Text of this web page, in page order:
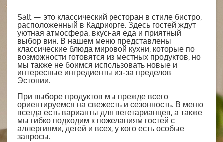
Salt — это классический ресторан в стиле бистро,
расположенный в Кадриорге. Здесь гостей ждут
уютная атмосфера, вкусная еда и приятный
выбор вин. В нашем меню представлены
классические блюда мировой кухни, которые по
возможности готовятся из местных продуктов, но
мы также не боимся использовать новые и
интересные ингредиенты из-за пределов
Эстонии.
При выборе продуктов мы прежде всего
ориентируемся на свежесть и сезонность. В меню
всегда есть варианты для вегетарианцев, а также
мы гибко подходим к пожеланиям гостей с
аллергиями, детей и всех, у кого есть особые
запросы.